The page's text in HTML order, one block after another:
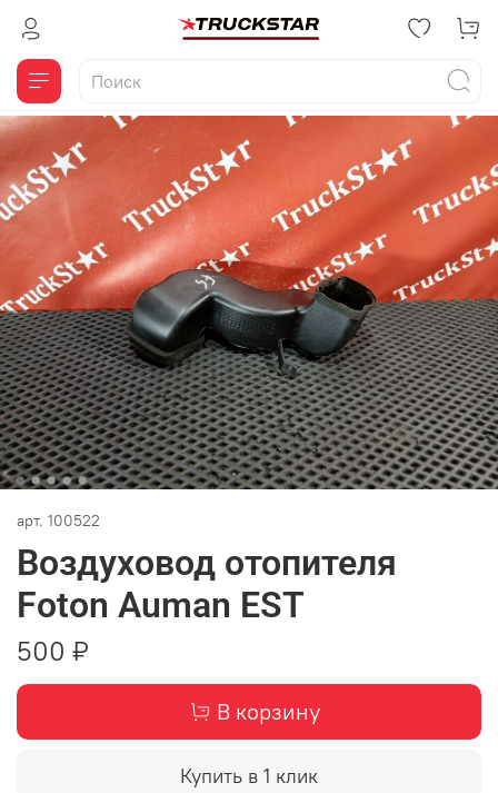
арт. 100522
Воздуховод отопителя
Foton Auman EST
500 ₽
В корзину
Купить в 1 клик